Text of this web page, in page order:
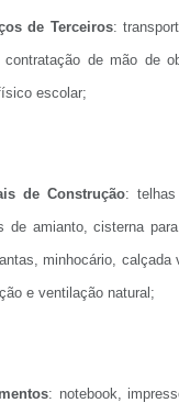
de Terceiros:
contratação de mão de
escolar;
de Construção:
de amianto, cisterna
minhocário, calçada
e ventilação natural;
: notebook,